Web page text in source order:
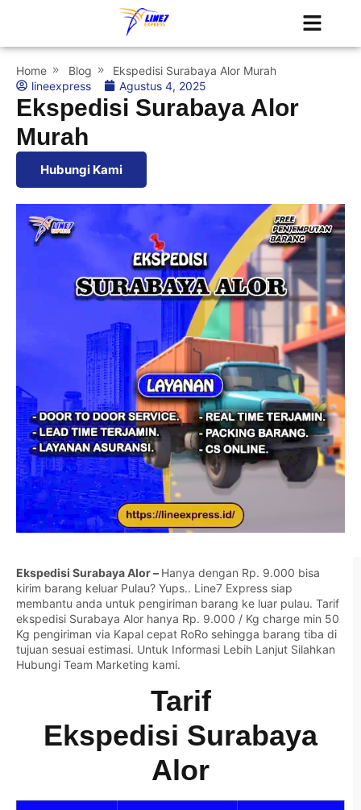
Home Blog
Ekspedisi Surabaya Alor Murah
lineexpress
Agustus 4, 2025
Ekspedisi Surabaya Alor
Murah
Hubungi Kami
Ekspedisi Surabaya Alor – Hanya dengan Rp. 9.000 bisa
kirim barang keluar Pulau? Yups.. Line7 Express siap
membantu anda untuk pengiriman barang ke luar pulau. Tarif
ekspedisi Surabaya Alor hanya Rp. 9.000 / Kg charge min 50
Kg pengiriman via Kapal cepat RoRo sehingga barang tiba di
tujuan sesuai estimasi. Untuk Informasi Lebih Lanjut Silahkan
Hubungi Team Marketing kami.
Tarif
Ekspedisi Surabaya
Alor